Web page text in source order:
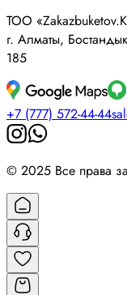
ТОО
г. Алматы,
185
+7 (777) 572-44-44
© 2025 Все права